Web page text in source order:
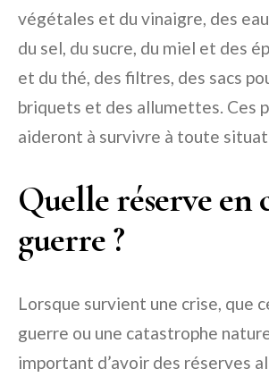
végétales et du vinaigre, des
du sel, du sucre, du miel et des
et du thé, des filtres, des sacs
briquets et des allumettes. Ces
aideront à survivre à toute
Quelle réserve en
guerre ?
Lorsque survient une crise, que
guerre ou une catastrophe
important d’avoir des réserves